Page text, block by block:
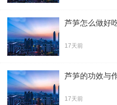
芦笋怎么做好
17天前
芦笋的功效与
17天前